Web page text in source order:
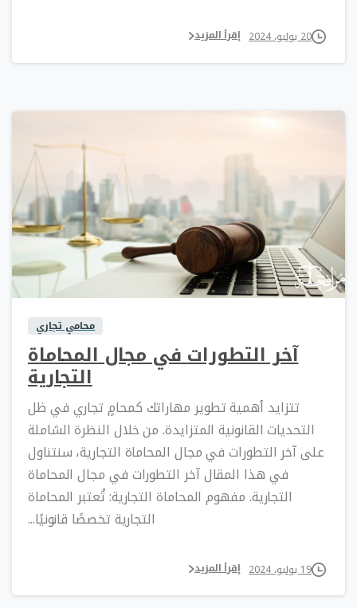
20 يوليو، 2024 إقرأ المزيد
0
محامي تجاري
آخر التطورات في مجال المحاماة
التجارية
تتزايد أهمية تطوير مهاراتك كمحامٍ تجاري في ظل
التحديات القانونية المتزايدة. من خلال النظرة الشاملة
على آخر التطورات في مجال المحاماة التجارية، سنتناول
في هذا المقال آخر التطورات في مجال المحاماة
التجارية. مفهوم المحاماة التجارية: تُعتبر المحاماة
التجارية تخصصًا قانونيًا...
19 يوليو، 2024 إقرأ المزيد